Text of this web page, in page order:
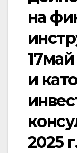
на
17май
и
2025